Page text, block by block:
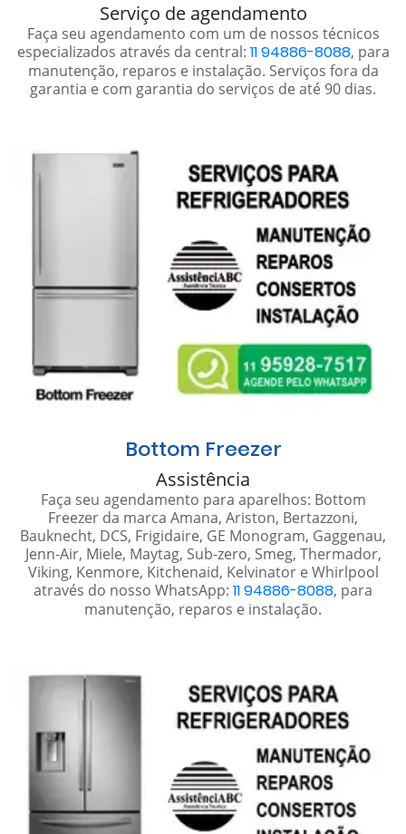
Serviço de agendamento
Faça seu agendamento com um de nossos técnicos
especializados através da central: 11 94886-8088, para
manutenção, reparos e instalação. Serviços fora da
garantia e com garantia do serviços de até 90 dias.
Bottom Freezer
Assistência
Faça seu agendamento para aparelhos: Bottom
Freezer da marca Amana, Ariston, Bertazzoni,
Bauknecht, DCS, Frigidaire, GE Monogram, Gaggenau,
Jenn-Air, Miele, Maytag, Sub-zero, Smeg, Thermador,
Viking, Kenmore, Kitchenaid, Kelvinator e Whirlpool
através do nosso WhatsApp: 11 94886-8088, para
manutenção, reparos e instalação.